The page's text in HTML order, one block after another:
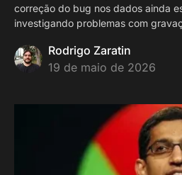
correção do bug nos dados ainda
investigando problemas com
Rodrigo Zaratin
19 de maio de 2026